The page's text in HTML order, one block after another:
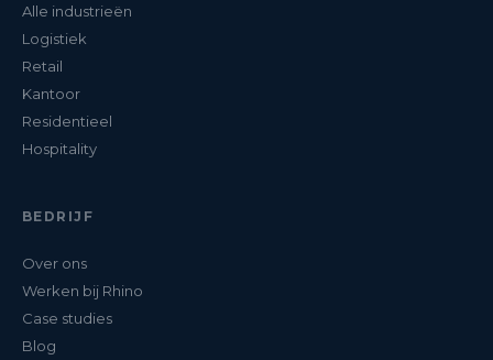
Alle industrieën
Logistiek
Retail
Kantoor
Residentieel
Hospitality
BEDRIJF
Over ons
Werken bij Rhino
Case studies
Blog